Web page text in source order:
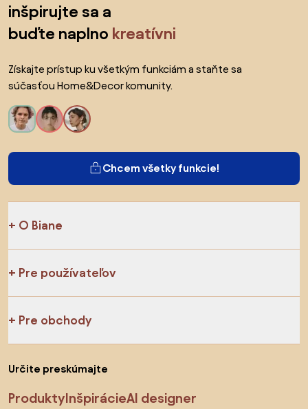
inšpirujte sa a
buďte naplno kreatívni
Získajte prístup ku všetkým funkciám a staňte sa
súčasťou Home&Decor komunity.
Chcem všetky funkcie!
O Biane
Pre používateľov
Pre obchody
Určite preskúmajte
ProduktyInšpirácieAI designer